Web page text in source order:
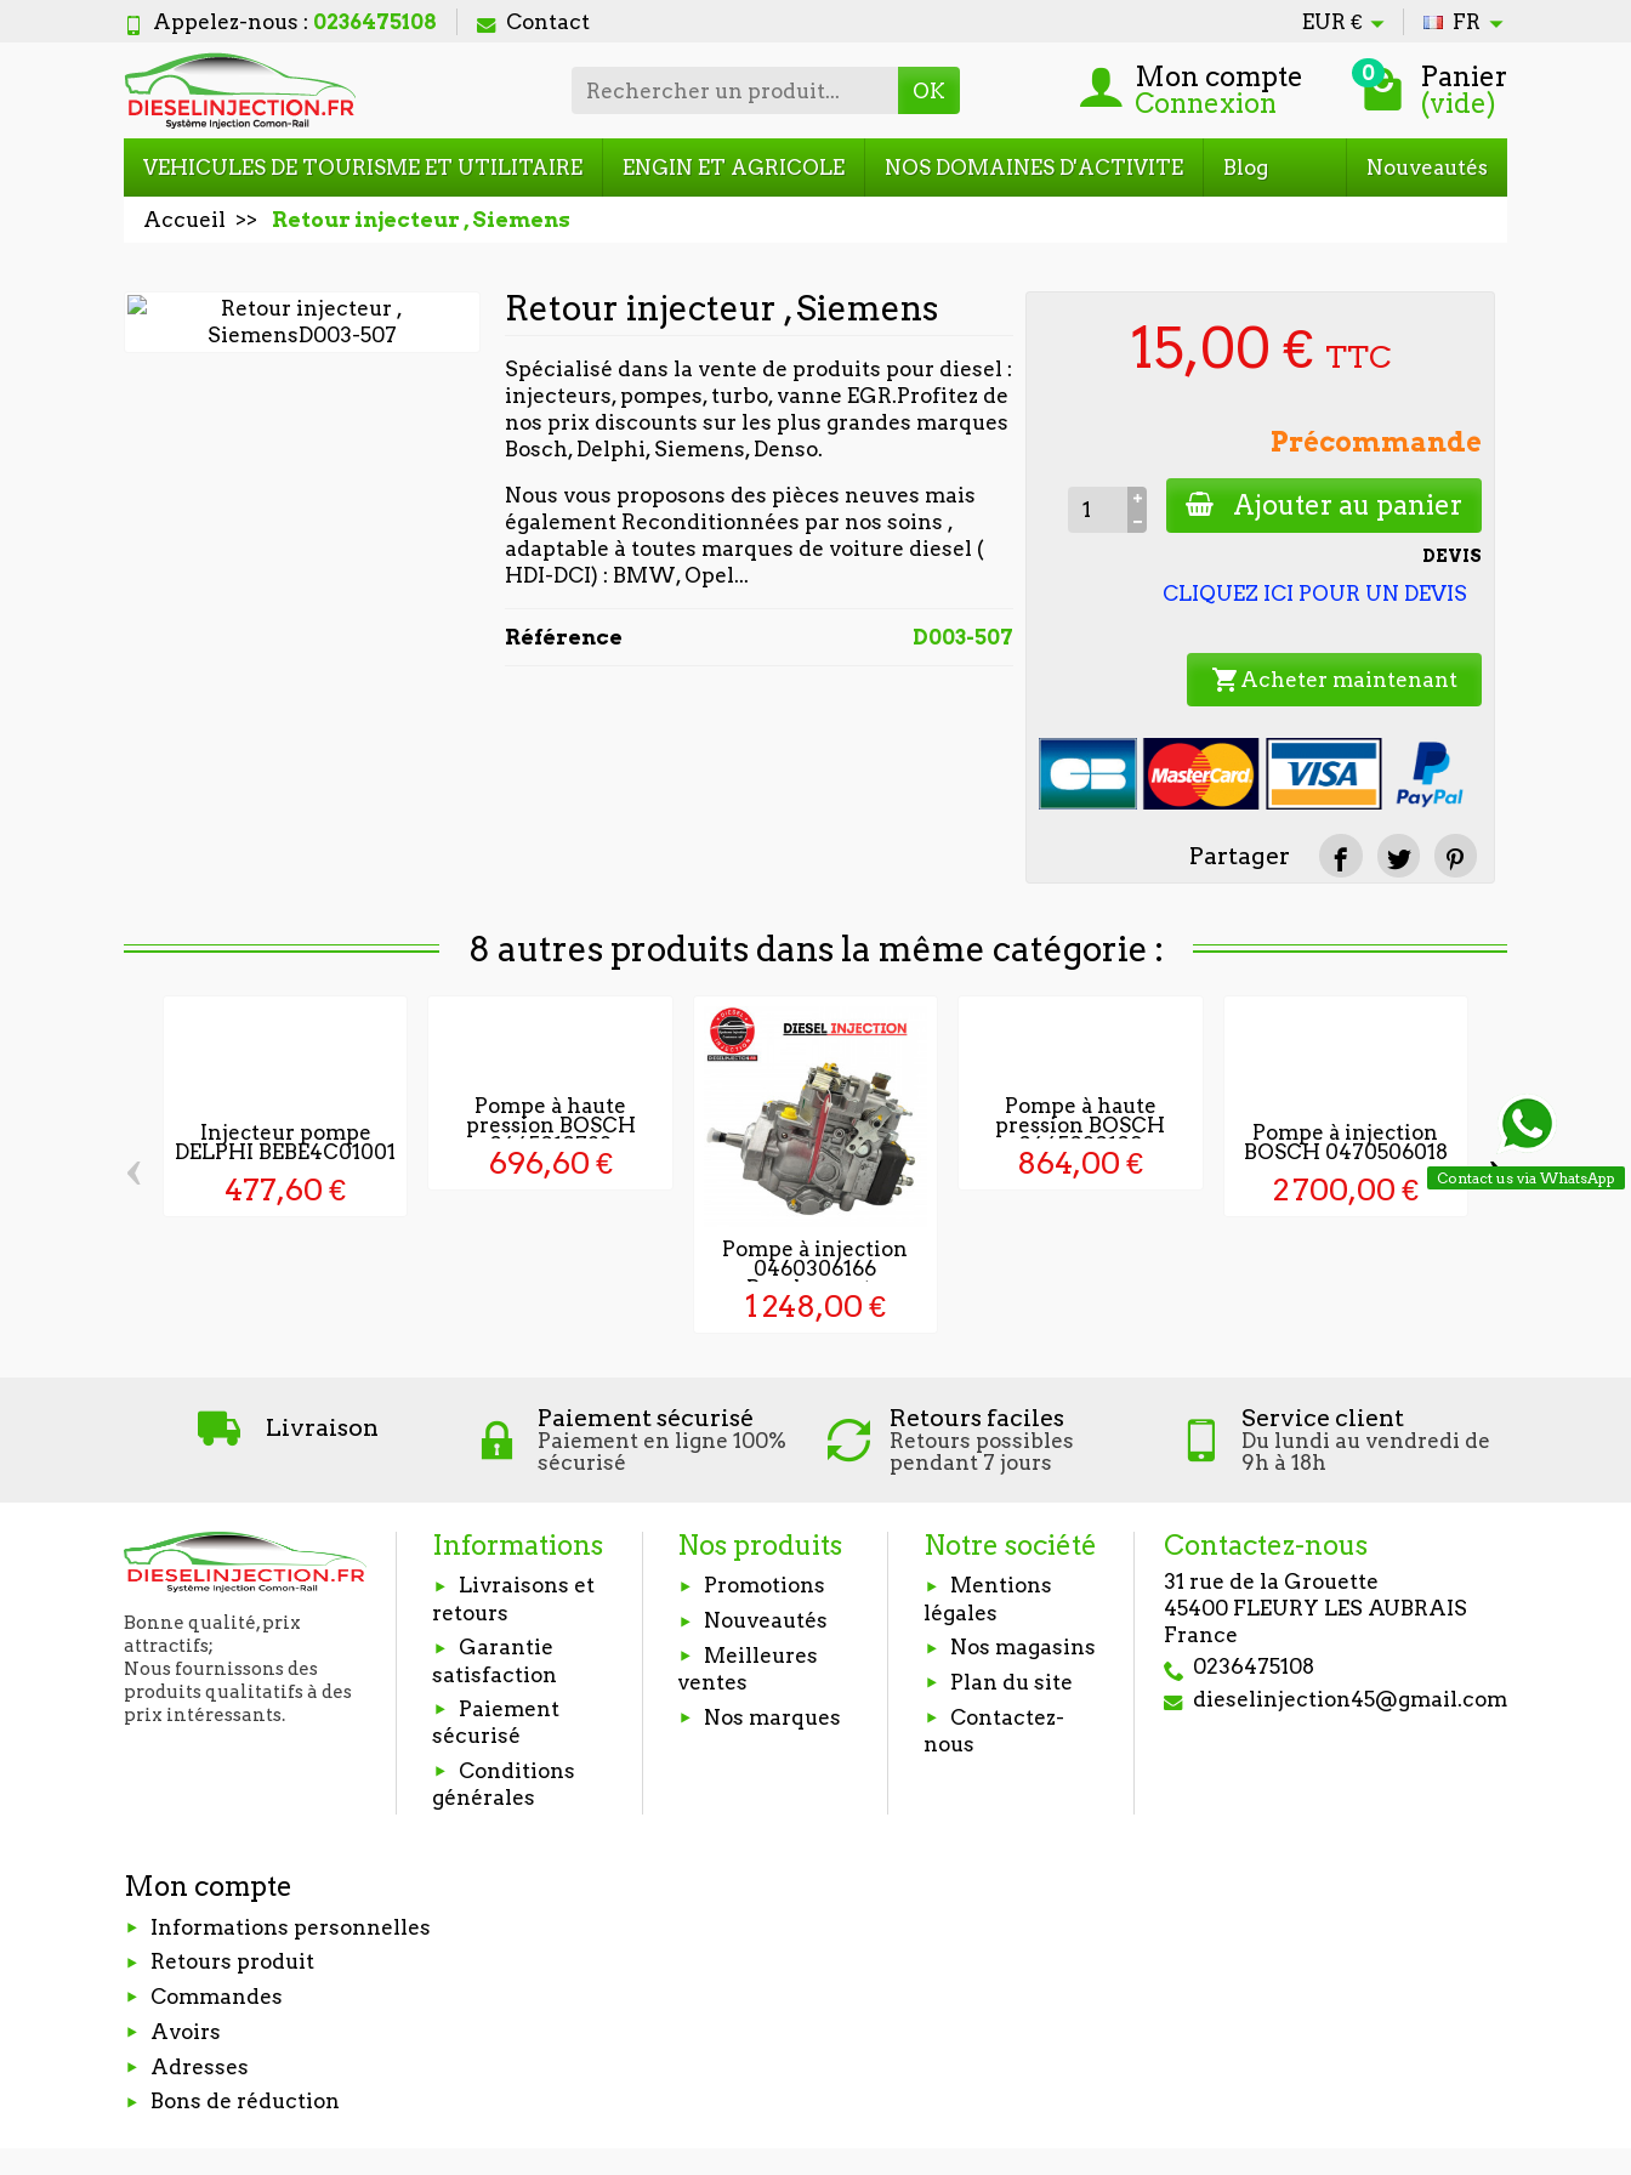
Appelez-nous : 0236475108 Contact EUR € FR
OK Mon compte
Connexion
0 Panier
(vide)
VEHICULES DE TOURISME ET UTILITAIRE ENGIN ET AGRICOLE NOS DOMAINES D'ACTIVITE Blog Nouveautés
Accueil Retour injecteur , Siemens
Retour injecteur , Siemens
Spécialisé dans la vente de produits pour diesel :
injecteurs, pompes, turbo, vanne EGR.Profitez de
nos prix discounts sur les plus grandes marques
Bosch, Delphi, Siemens, Denso.
Nous vous proposons des pièces neuves mais
également Reconditionnées par nos soins ,
adaptable à toutes marques de voiture diesel (
HDI-DCI) : BMW, Opel...
Référence D003-507
15,00 € TTC
Précommande
Ajouter au panier
DEVIS
CLIQUEZ ICI POUR UN DEVIS
shopping_cart Acheter maintenant
Partager
8 autres produits dans la même catégorie :
Injecteur pompe
DELPHI BEBE4C01001
477,60 €
Pompe à haute
pression BOSCH
0445010788
696,60 €
Pompe à injection
0460306166
Remlpaçente
1 248,00 €
Pompe à haute
pression BOSCH
0445020109
864,00 €
Pompe à injection
BOSCH 0470506018
2 700,00 €
‹ ›
Livraison Paiement sécurisé
Paiement en ligne 100%
sécurisé
Retours faciles
Retours possibles
pendant 7 jours
Service client
Du lundi au vendredi de
9h à 18h
Bonne qualité, prix
attractifs;
Nous fournissons des
produits qualitatifs à des
prix intéressants.
Informations
Livraisons et
retours
Garantie
satisfaction
Paiement
sécurisé
Conditions
générales
Nos produits
Promotions
Nouveautés
Meilleures
ventes
Nos marques
Notre société
Mentions
légales
Nos magasins
Plan du site
Contactez-
nous
Contactez-nous
31 rue de la Grouette
45400 FLEURY LES AUBRAIS
France
0236475108
dieselinjection45@gmail.com
Mon compte
Informations personnelles
Retours produit
Commandes
Avoirs
Adresses
Bons de réduction
Contact us via WhatsApp